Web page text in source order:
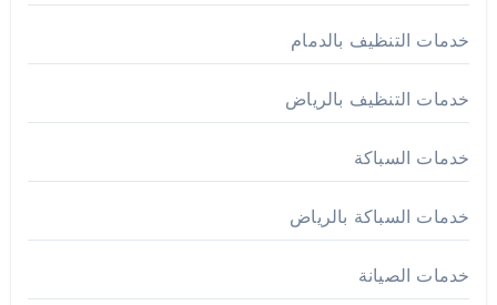
خدمات التنظيف بالدمام
خدمات التنظيف بالرياض
خدمات السباكة
خدمات السباكة بالرياض
خدمات الصيانة